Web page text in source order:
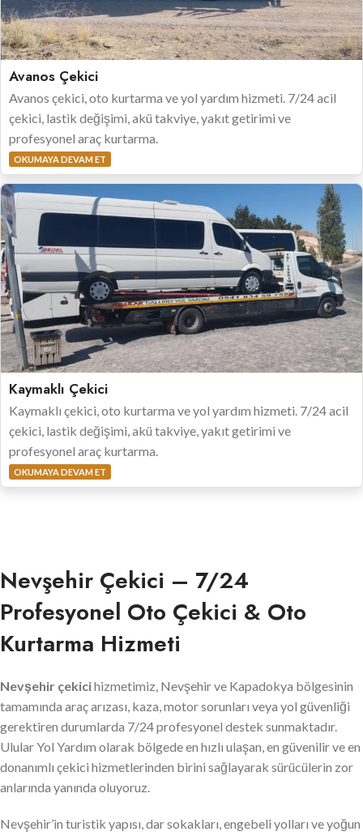
Avanos Çekici
Avanos çekici, oto kurtarma ve yol yardım hizmeti. 7/24 acil
çekici, lastik değişimi, akü takviye, yakıt getirimi ve
profesyonel araç kurtarma.
OKUMAYA DEVAM ET
Kaymaklı Çekici
Kaymaklı çekici, oto kurtarma ve yol yardım hizmeti. 7/24 acil
çekici, lastik değişimi, akü takviye, yakıt getirimi ve
profesyonel araç kurtarma.
OKUMAYA DEVAM ET
Nevşehir Çekici – 7/24
Profesyonel Oto Çekici & Oto
Kurtarma Hizmeti
Nevşehir çekicihizmetimiz, Nevşehir ve Kapadokya bölgesinin
tamamında araç arızası, kaza, motor sorunları veya yol güvenliği
gerektiren durumlarda 7/24 profesyonel destek sunmaktadır.
Ulular Yol Yardım olarak bölgede en hızlı ulaşan, en güvenilir ve en
donanımlı çekici hizmetlerinden birini sağlayarak sürücülerin zor
anlarında yanında oluyoruz.
Nevşehir’in turistik yapısı, dar sokakları, engebeli yolları ve yoğun